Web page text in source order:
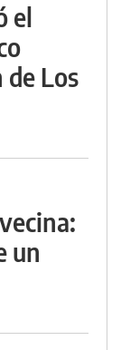
el
de Los
un